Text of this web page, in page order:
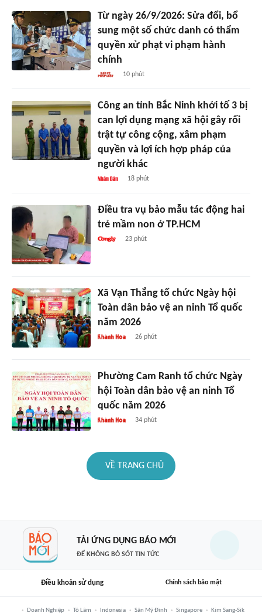
Từ ngày 26/9/2026: Sửa đổi, bổ
sung một số chức danh có thẩm
quyền xử phạt vi phạm hành
chính
10 phút
Công an tỉnh Bắc Ninh khởi tố 3 bị
can lợi dụng mạng xã hội gây rối
trật tự công cộng, xâm phạm
quyền và lợi ích hợp pháp của
người khác
18 phút
Điều tra vụ bảo mẫu tác động hai
trẻ mầm non ở TP.HCM
23 phút
Xã Vạn Thắng tổ chức Ngày hội
Toàn dân bảo vệ an ninh Tổ quốc
năm 2026
26 phút
Phường Cam Ranh tổ chức Ngày
hội Toàn dân bảo vệ an ninh Tổ
quốc năm 2026
34 phút
VỀ TRANG CHỦ
TẢI ỨNG DỤNG BÁO MỚI
ĐỂ KHÔNG BỎ SÓT TIN TỨC
Điều khoản sử dụng Chính sách bảo mật
Doanh Nghiệp Tô Lâm Indonesia Sân Mỹ Đình Singapore Kim Sang-Sik